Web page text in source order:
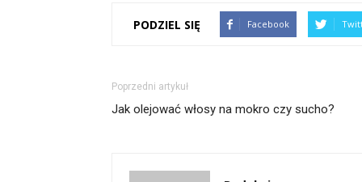
PODZIEL SIĘ Facebook
Poprzedni artykuł
Jak olejować włosy na mokro czy sucho?